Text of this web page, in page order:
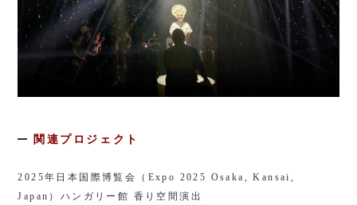
関連プロジェクト
2025年日本国際博覧会（ Expo 2025 Osaka, Kansai,
Japan ）ハンガリー館 香り空間演出